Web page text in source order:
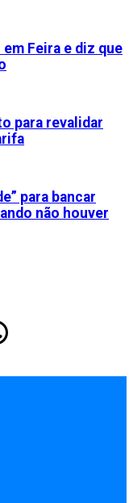
Feira e diz que
para revalidar
para bancar
não houver